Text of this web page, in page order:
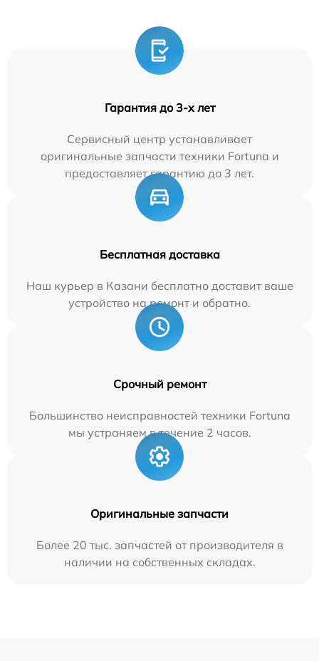
Гарантия до 3-х лет
Сервисный центр устанавливает
оригинальные запчасти техники Fortuna и
предоставляет гарантию до 3 лет.
Бесплатная доставка
Наш курьер в Казани бесплатно доставит ваше
устройство на ремонт и обратно.
Срочный ремонт
Большинство неисправностей техники Fortuna
мы устраняем в течение 2 часов.
Оригинальные запчасти
Более 20 тыс. запчастей от производителя в
наличии на собственных складах.